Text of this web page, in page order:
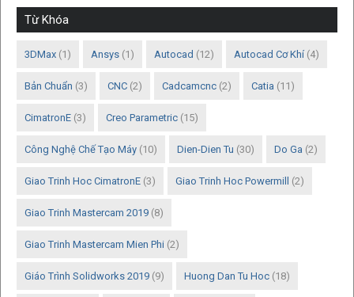
Từ Khóa
3DMax (1) Ansys (1) Autocad (12) Autocad Cơ Khí (4)
Bản Chuẩn (3) CNC (2) Cadcamcnc (2) Catia (11)
CimatronE (3) Creo Parametric (15)
Công Nghệ Chế Tạo Máy (10) Dien-Dien Tu (30) Do Ga (2)
Giao Trinh Hoc CimatronE (3) Giao Trinh Hoc Powermill (2)
Giao Trinh Mastercam 2019 (8)
Giao Trinh Mastercam Mien Phi (2)
Giáo Trình Solidworks 2019 (9) Huong Dan Tu Hoc (18)